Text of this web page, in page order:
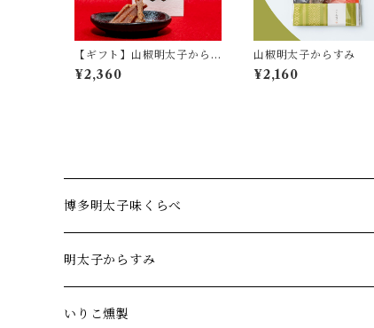
【ギフト】山椒明太子から
すみ
¥2,360
山椒明太子からすみ
¥2,160
博多明太子味くらべ
6社セット
12社セット
明太子からすみ
からすみ4種セット
いりこ燻製